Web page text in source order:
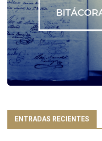
ENTRADAS RECIENTES